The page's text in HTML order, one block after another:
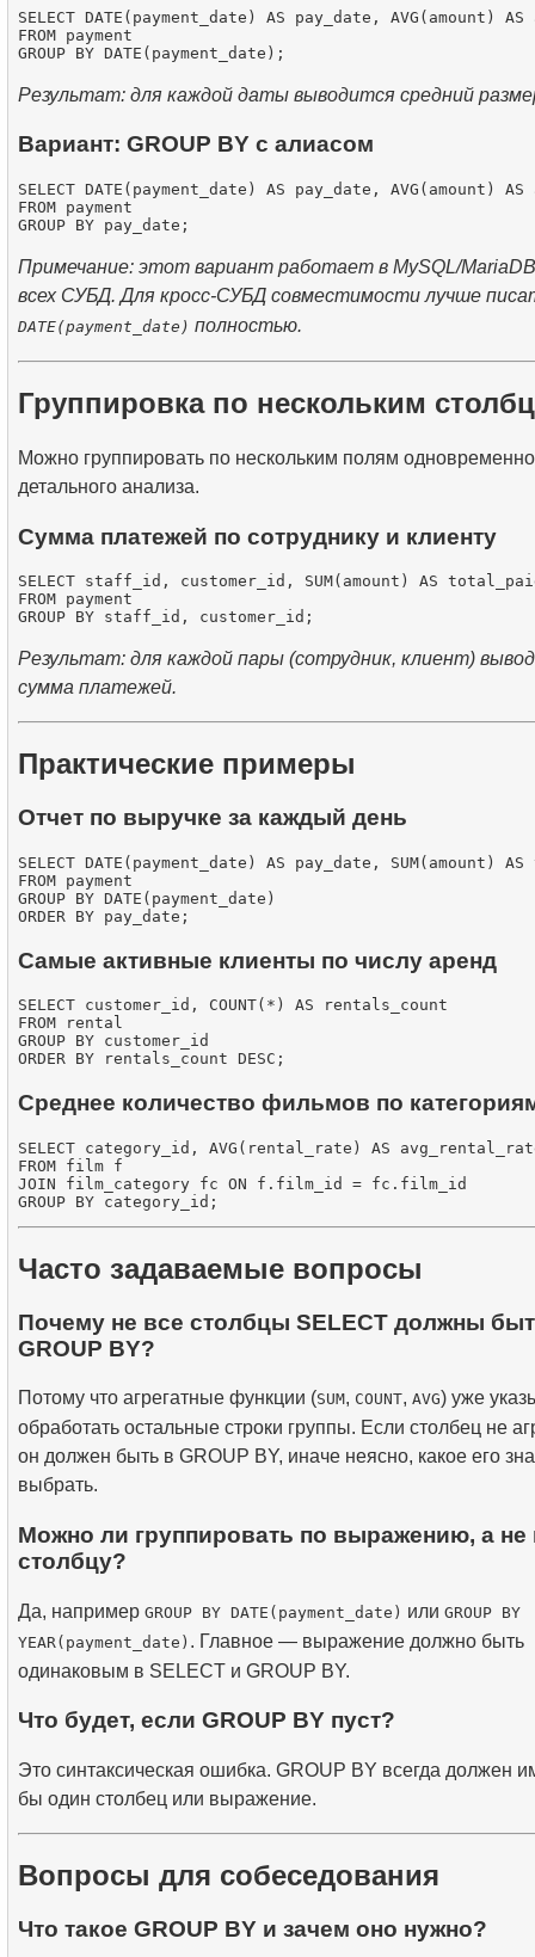
SELECT DATE(payment_date) AS pay_date, AVG(amount) AS
FROM payment
Результат: для каждой даты выводится средний
Вариант: GROUP BY с алиасом
SELECT DATE(payment_date) AS pay_date, AVG(amount) AS
FROM payment
Примечание: этот вариант работает в MySQL/
всех СУБД. Для кросс-СУБД совместимости лучше
DATE(payment_date) полностью.
Группировка по нескольким
Можно группировать по нескольким полям
детального анализа.
Сумма платежей по сотруднику и клиенту
SELECT staff_id, customer_id, SUM(amount) AS
FROM payment
Результат: для каждой пары (сотрудник, клиент)
сумма платежей.
Практические примеры
Отчет по выручке за каждый день
SELECT DATE(payment_date) AS pay_date, SUM(amount)
FROM payment
GROUP BY DATE(payment_date)
Самые активные клиенты по числу аренд
SELECT customer_id, COUNT(*) AS rentals_count
FROM rental
GROUP BY customer_id
Среднее количество фильмов по
SELECT category_id, AVG(rental_rate) AS
FROM film f
JOIN film_category fc ON f.film_id = fc.film_id
Часто задаваемые вопросы
Почему не все столбцы SELECT должны
GROUP BY?
Потому что агрегатные функции (SUM, COUNT, AVG) уже
обработать остальные строки группы. Если столбец не
он должен быть в GROUP BY, иначе неясно, какое его
выбрать.
Можно ли группировать по выражению, а не
столбцу?
Да, например GROUP BY DATE(payment_date) или GROUP BY
YEAR(payment_date) . Главное — выражение должно быть
одинаковым в SELECT и GROUP BY.
Что будет, если GROUP BY пуст?
Это синтаксическая ошибка. GROUP BY всегда должен
бы один столбец или выражение.
Вопросы для собеседования
Что такое GROUP BY и зачем оно нужно?